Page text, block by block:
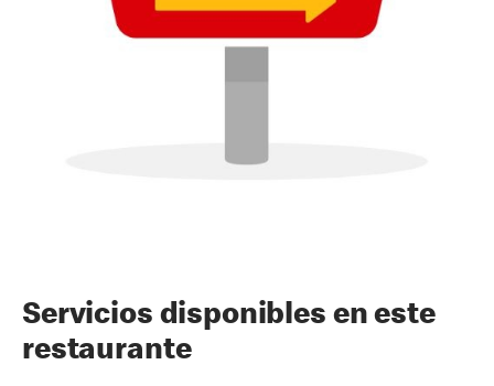
Servicios disponibles en este
restaurante